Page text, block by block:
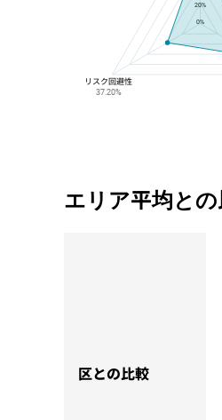
20%
0%
リスク回避性
37.20%
エリア平均との
区との比較